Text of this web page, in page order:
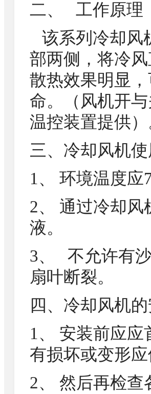
二、 工作原理
该系列冷却风
部两侧，将冷
散热效果明显
命。（风机开
温控装置提供）
三、冷却风机
1、 环境温度应
2、 通过冷却
液。
3、 不允许有
扇叶断裂。
四、冷却风机
1、 安装前应
有损坏或变形
2、 然后再检